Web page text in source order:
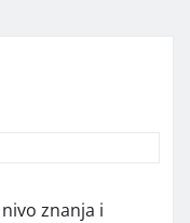
nivo znanja i